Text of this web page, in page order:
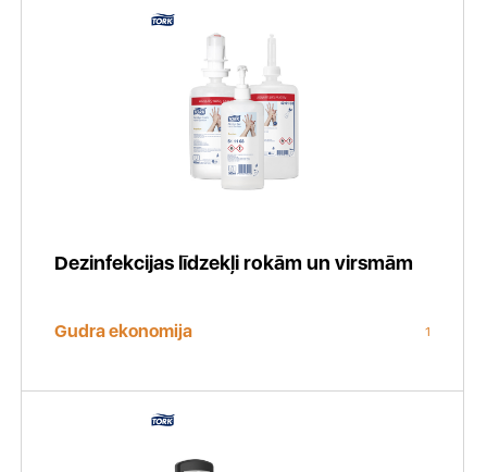
Dezinfekcijas līdzekļi rokām un virsmām
Gudra ekonomija 1